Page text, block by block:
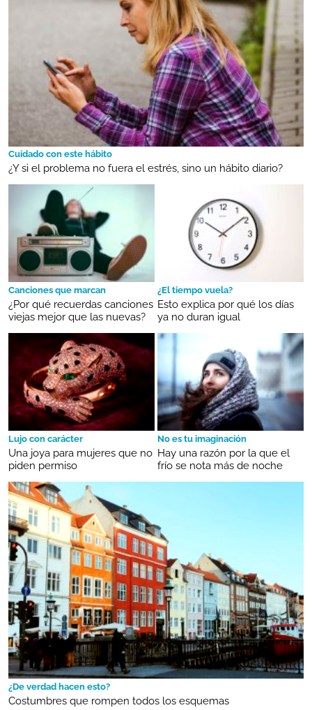
Cuidado con este hábito
¿Y si el problema no fuera el estrés, sino un hábito diario?
Canciones que marcan
¿Por qué recuerdas canciones
viejas mejor que las nuevas?
¿El tiempo vuela?
Esto explica por qué los días
ya no duran igual
Lujo con carácter
Una joya para mujeres que no
piden permiso
No es tu imaginación
Hay una razón por la que el
frío se nota más de noche
¿De verdad hacen esto?
Costumbres que rompen todos los esquemas